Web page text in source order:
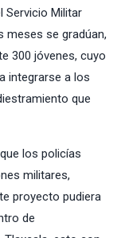
Servicio Militar
meses se gradúan,
300 jóvenes, cuyo
integrarse a los
que
los policías
militares,
proyecto pudiera
de